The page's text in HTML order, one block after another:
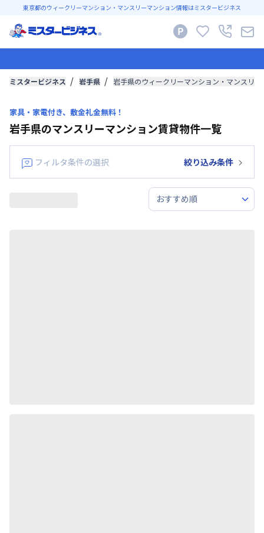
東京都のウィークリーマンション・マンスリーマンション情報はミスタービジネス
ミスタービジネス 岩手県 岩手県のウィークリーマンション・マンスリ
家具・家電付き、敷金礼金無料！
岩手県のマンスリーマンション賃貸物件一覧
フィルタ条件の選択 絞り込み条件